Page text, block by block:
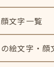
文字一覧
絵文字・顔